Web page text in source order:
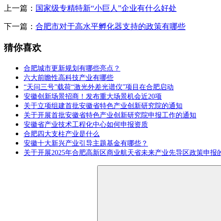
上一篇： 国家级专精特新“小巨人”企业有什么好处
下一篇： 合肥市对于高水平孵化器支持的政策有哪些
猜你喜欢
合肥城市更新规划有哪些亮点？
六大前瞻性高科技产业有哪些
“天问三号”载荷“激光外差光谱仪”项目在合肥启动
安徽创新场景招商！发布重大场景机会近20项
关于立项组建首批安徽省特色产业创新研究院的通知
关于开展首批安徽省特色产业创新研究院申报工作的通知
安徽省产业技术工程化中心如何申报资质
合肥四大支柱产业是什么
安徽十大新兴产业引导主题基金有哪些？
关于开展2025年合肥高新区商业航天省未来产业先导区政策申报